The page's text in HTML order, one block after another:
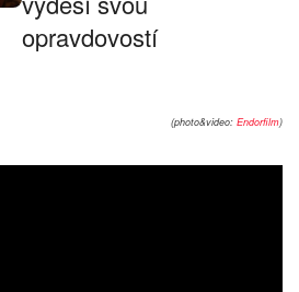
opravdovostí
(photo&video: Endorfilm)